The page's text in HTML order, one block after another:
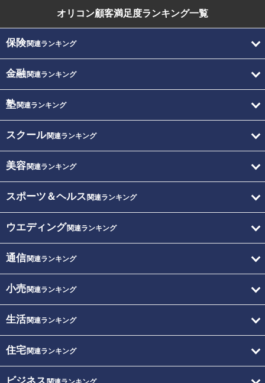
オリコン顧客満足度ランキング一覧
保険関連ランキング
金融関連ランキング
塾関連ランキング
スクール関連ランキング
美容関連ランキング
スポーツ＆ヘルス 関連ランキング
ウエディング関連ランキング
通信関連ランキング
小売関連ランキング
生活関連ランキング
住宅関連ランキング